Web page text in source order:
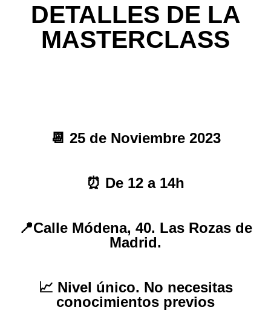
DETALLES DE LA
MASTERCLASS
📆 25 de Noviembre 2023
⏰ De 12 a 14h
📍Calle Módena, 40. Las Rozas de
Madrid.
📈 Nivel único. No necesitas
conocimientos previos